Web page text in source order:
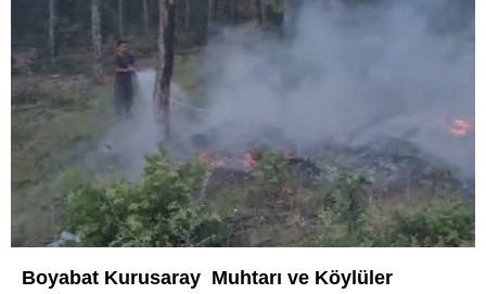
Boyabat Kurusaray Muhtarı ve Köylüler